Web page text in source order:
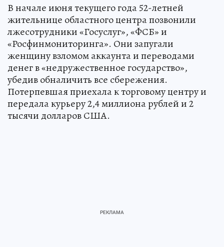
В начале июня текущего года 52-летней
жительнице областного центра позвонили
лжесотрудники «Госуслуг», «ФСБ» и
«Росфинмониторинга». Они запугали
женщину взломом аккаунта и переводами
денег в «недружественное государство»,
убедив обналичить все сбережения.
Потерпевшая приехала к торговому центру и
передала курьеру 2,4 миллиона рублей и 2
тысячи долларов США.